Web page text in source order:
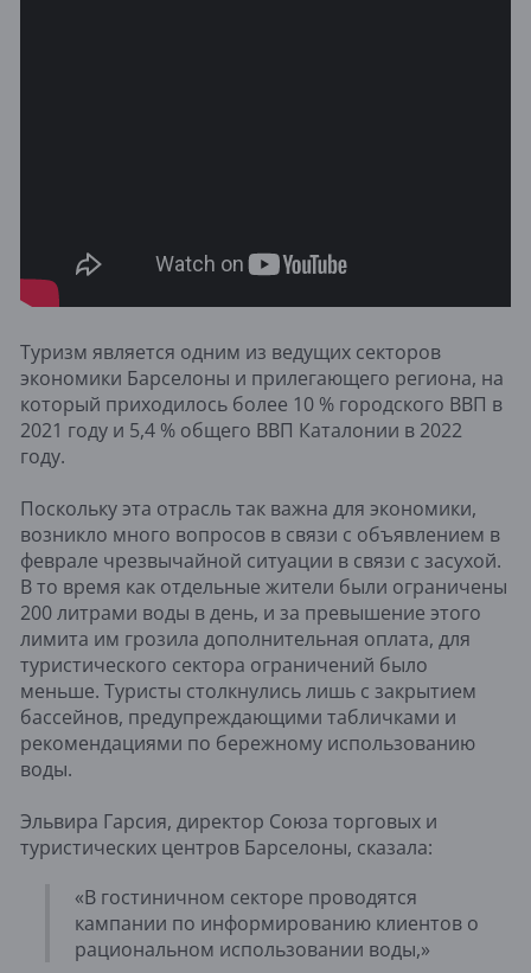
Туризм является одним из ведущих секторов
экономики Барселоны и прилегающего региона, на
который приходилось более 10 % городского ВВП в
2021 году и 5,4 % общего ВВП Каталонии в 2022
году.
Поскольку эта отрасль так важна для экономики,
возникло много вопросов в связи с объявлением в
феврале чрезвычайной ситуации в связи с засухой.
В то время как отдельные жители были ограничены
200 литрами воды в день, и за превышение этого
лимита им грозила дополнительная оплата, для
туристического сектора ограничений было
меньше. Туристы столкнулись лишь с закрытием
бассейнов, предупреждающими табличками и
рекомендациями по бережному использованию
воды.
Эльвира Гарсия, директор Союза торговых и
туристических центров Барселоны, сказала:
«В гостиничном секторе проводятся
кампании по информированию клиентов о
рациональном использовании воды,»